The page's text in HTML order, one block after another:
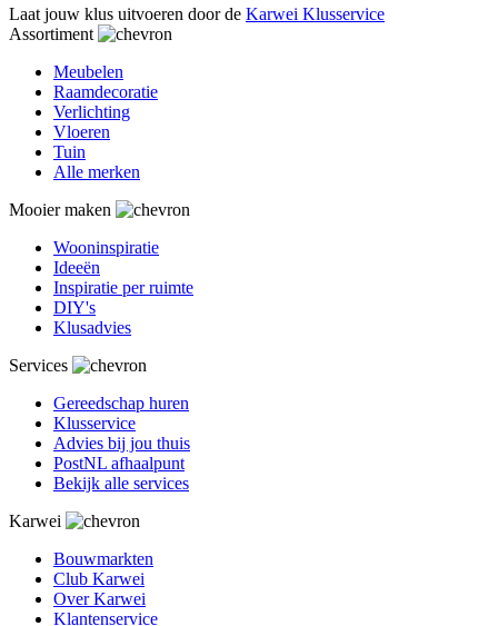
Laat jouw klus uitvoeren door de Karwei Klusservice
Assortiment
Meubelen
Raamdecoratie
Verlichting
Vloeren
Tuin
Alle merken
Mooier maken
Wooninspiratie
Ideeën
Inspiratie per ruimte
DIY's
Klusadvies
Services
Gereedschap huren
Klusservice
Advies bij jou thuis
PostNL afhaalpunt
Bekijk alle services
Karwei
Bouwmarkten
Club Karwei
Over Karwei
Klantenservice